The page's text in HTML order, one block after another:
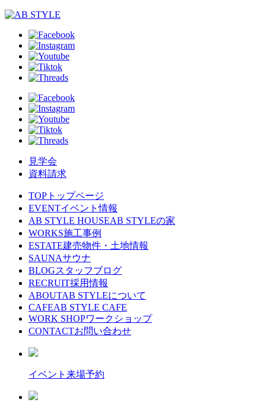
見学会
資料請求
TOP トップページ
EVENTイベント情報
AB STYLE HOUSEAB STYLEの家
WORKS施工事例
ESTATE建売物件・土地情報
SAUNAサウナ
BLOGスタッフブログ
RECRUIT採用情報
ABOUTAB STYLEについて
CAFEAB STYLE CAFE
WORK SHOPワークショップ
CONTACTお問い合わせ
イベント来場予約